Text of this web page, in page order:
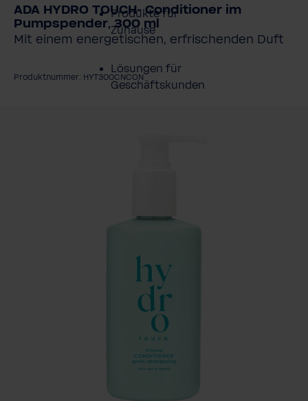
Produkte für
Zuhause
Lösungen für
Geschäftskunden
ADA HYDRO TOUCH- Conditioner im
Pumpspender, 300 ml
Mit einem energetischen, erfrischenden Duft
Produktnummer: HYT300CNCON